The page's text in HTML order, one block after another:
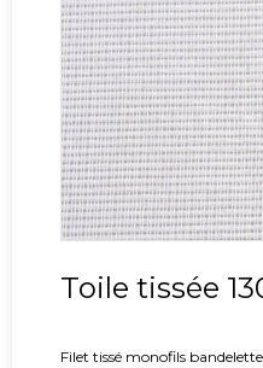
Toile tissée
Filet tissé monofils